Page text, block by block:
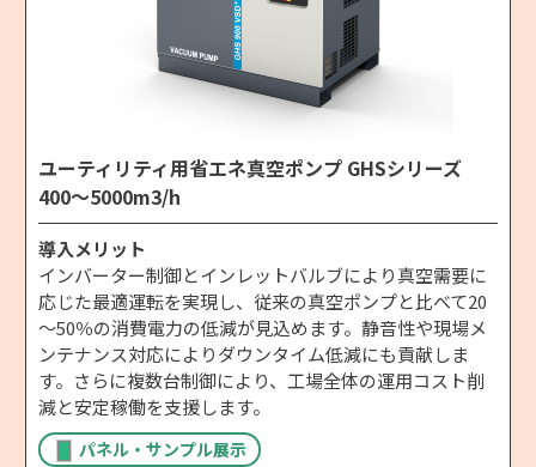
ユーティリティ用省エネ真空ポンプ GHSシリーズ
400～5000m3/h
導入メリット
インバーター制御とインレットバルブにより真空需要に
応じた最適運転を実現し、従来の真空ポンプと比べて20
～50％の消費電力の低減が見込めます。静音性や現場メ
ンテナンス対応によりダウンタイム低減にも貢献しま
す。さらに複数台制御により、工場全体の運用コスト削
減と安定稼働を支援します。
パネル・サンプル展示